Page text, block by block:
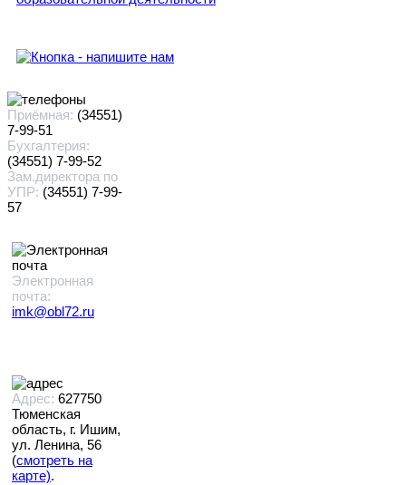
Приёмная: (34551)
7-99-51
Бухгалтерия:
(34551) 7-99-52
Зам.директора по
УПР: (34551) 7-99-
57
Электронная
почта:
imk@obl72.ru
Адрес: 627750
Тюменская
область, г. Ишим,
ул. Ленина, 56
(смотреть на
карте).